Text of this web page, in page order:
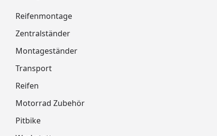
Reifenmontage
Zentralständer
Montageständer
Transport
Reifen
Motorrad Zubehör
Pitbike